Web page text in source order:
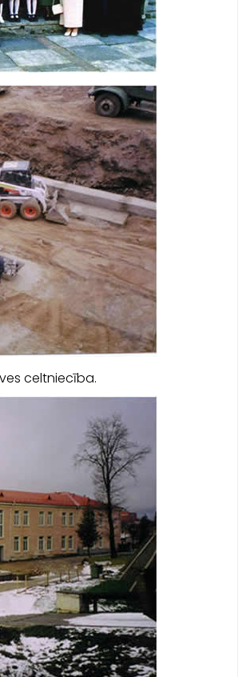
celtniecība.